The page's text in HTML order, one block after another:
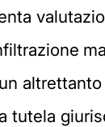
tutela